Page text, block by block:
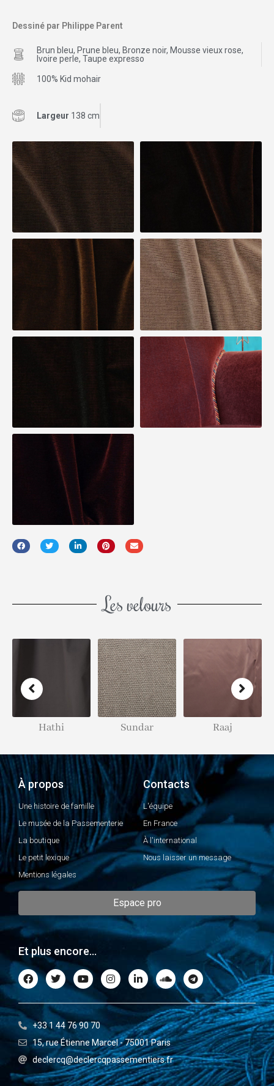
Dessiné par Philippe Parent
Brun bleu, Prune bleu, Bronze noir, Mousse vieux rose,
Ivoire perle, Taupe expresso
100% Kid mohair
Largeur 138 cm
Les velours
Hathi Sundar Raaj
À propos
Une histoire de famille
Le musée de la Passementerie
La boutique
Le petit lexique
Mentions légales
Contacts
L'équipe
En France
À l'international
Nous laisser un message
Espace pro
Et plus encore...
+33 1 44 76 90 70
15, rue Étienne Marcel - 75001 Paris
declercq@declercqpassementiers.fr